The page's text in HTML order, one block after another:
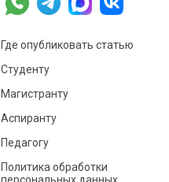
Где опубликовать статью
Студенту
Магистранту
Аспиранту
Педагогу
Политика обработки